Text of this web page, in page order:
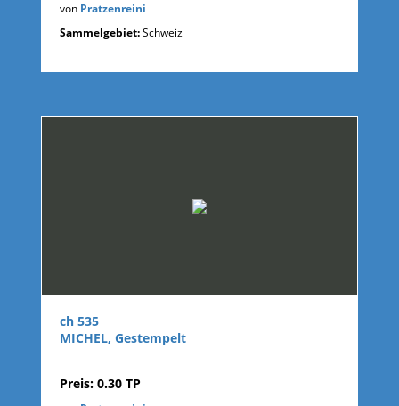
von Pratzenreini
Sammelgebiet:Schweiz
ch 535
MICHEL, Gestempelt
Preis: 0.30 TP